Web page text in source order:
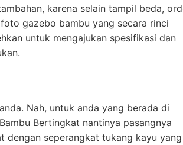
karena selain tampil beda,
gazebo bambu yang secara rinci
untuk mengajukan spesifikasi dan
Nah, untuk anda yang berada di
Bertingkat nantinya pasangnya
dengan seperangkat tukang kayu yang